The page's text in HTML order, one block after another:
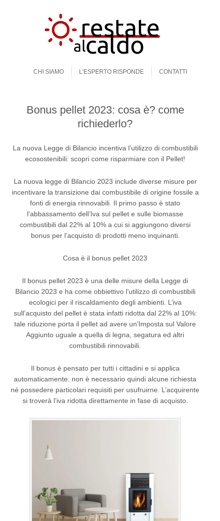
MenuCHI SIAMO
L’ESPERTO RISPONDE CONTATTI
Bonus pellet 2023: cosa è? come
richiederlo?
La nuova Legge di Bilancio incentiva l’utilizzo di combustibili
ecosostenibili: scopri come risparmiare con il Pellet!
La nuova legge di Bilancio 2023 include diverse misure per
incentivare la transizione dai combustibile di origine fossile a
fonti di energia rinnovabili. Il primo passo è stato
l’abbassamento dell’Iva sul pellet e sulle biomasse
combustibili dal 22% al 10% a cui si aggiungono diversi
bonus per l’acquisto di prodotti meno inquinanti.
Cosa è il bonus pellet 2023
Il bonus pellet 2023 è una delle misure della Legge di
Bilancio 2023 e ha come obbiettivo l’utilizzo di combustibili
ecologici per il riscaldamento degli ambienti. L’iva
sull’acquisto del pellet è stata infatti ridotta dal 22% al 10%:
tale riduzione porta il pellet ad avere un’Imposta sul Valore
Aggiunto uguale a quella di legna, segatura ed altri
combustibili rinnovabili.
Il bonus è pensato per tutti i cittadini e si applica
automaticamente: non è necessario quindi alcune richiesta
né possedere particolari requisiti per usufruirne. L’acquirente
si troverà l’iva ridotta direttamente in fase di acquisto.